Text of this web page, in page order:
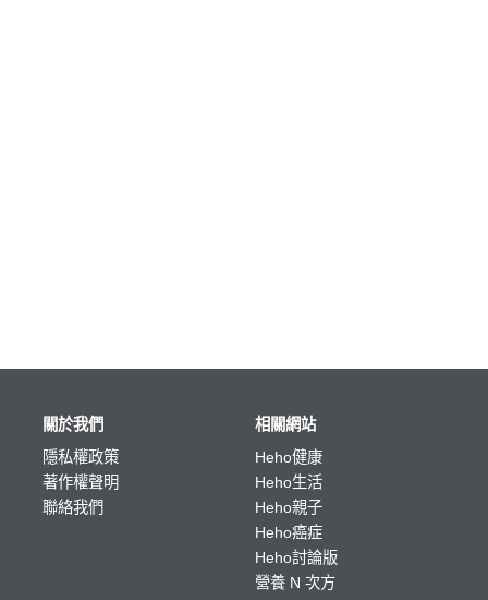
關於我們
隱私權政策
著作權聲明
聯絡我們
相關網站
Heho健康
Heho生活
Heho親子
Heho癌症
Heho討論版
營養 N 次方